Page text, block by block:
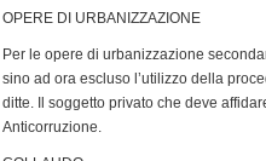
OPERE DI URBANIZZAZIONE
Per le opere di urbanizzazione
sino ad ora escluso l’utilizzo della
ditte. Il soggetto privato che deve
Anticorruzione.